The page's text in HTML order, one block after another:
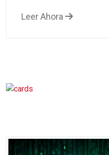
Leer Ahora